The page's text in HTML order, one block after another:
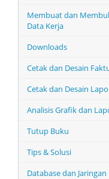
Membuat dan
Data Kerja
Downloads
Cetak dan Desain
Cetak dan Desain
Analisis Grafik dan
Tutup Buku
Tips & Solusi
Database dan Jaringan